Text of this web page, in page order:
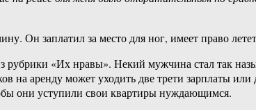
Он заплатил за место для ног, имеет право
«Их нравы». Некий мужчина стал так
на аренду может уходить две трети зарплаты
они уступили свои квартиры нуждающимся.